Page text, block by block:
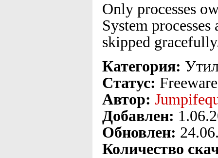
Only processes
System
skipped
Категория:
Статус: Freeware
Автор:
Добавлен:
Обновлен:
Количество